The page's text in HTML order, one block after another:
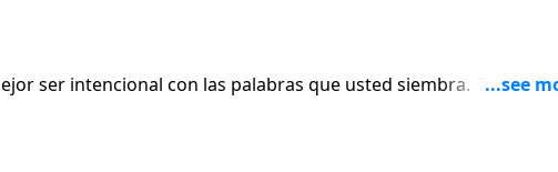
ser intencional con las palabras que usted siembra. Tim
el efecto que sus palabras tienen en los demás y a pensar